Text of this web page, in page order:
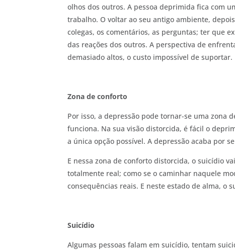
olhos dos outros. A pessoa deprimida fica com
trabalho. O voltar ao seu antigo ambiente,
colegas, os comentários, as perguntas; ter que
das reações dos outros. A perspectiva de
demasiado altos, o custo impossível de suportar.
Zona de conforto
Por isso, a depressão pode tornar-se uma zona
funciona. Na sua visão distorcida, é fácil o
a única opção possível. A depressão acaba por
E nessa zona de conforto distorcida, o suicídio
totalmente real; como se o caminhar naquele
consequências reais. E neste estado de alma, o
Suicídio
Algumas pessoas falam em suicídio, tentam